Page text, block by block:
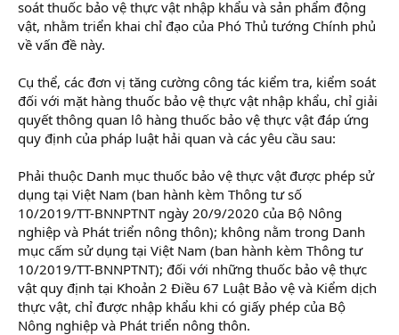
t
e
r
soát thuốc bảo vệ thực vật nhập khẩu và sản phẩm động
vật, nhằm triển khai chỉ đạo của Phó Thủ tướng Chính phủ
về vấn đề này.
Cụ thể, các đơn vị tăng cường công tác kiểm tra, kiểm soát
đối với mặt hàng thuốc bảo vệ thực vật nhập khẩu, chỉ giải
quyết thông quan lô hàng thuốc bảo vệ thực vật đáp ứng
quy định của pháp luật hải quan và các yêu cầu sau:
Phải thuộc Danh mục thuốc bảo vệ thực vật được phép sử
dụng tại Việt Nam (ban hành kèm Thông tư số
10/2019/TT-BNNPTNT ngày 20/9/2020 của Bộ Nông
nghiệp và Phát triển nông thôn); không nằm trong Danh
mục cấm sử dụng tại Việt Nam (ban hành kèm Thông tư
10/2019/TT-BNNPTNT); đối với những thuốc bảo vệ thực
vật quy định tại Khoản 2 Điều 67 Luật Bảo vệ và Kiểm dịch
thực vật, chỉ được nhập khẩu khi có giấy phép của Bộ
Nông nghiệp và Phát triển nông thôn.